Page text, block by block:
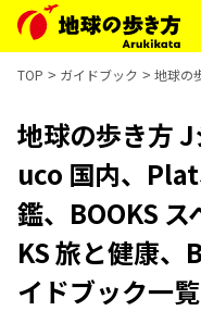
TOP ガイドブック 地球の
地球の歩き方
uco 国内、
鑑、BOOKS
KS 旅と健康
イドブック一覧